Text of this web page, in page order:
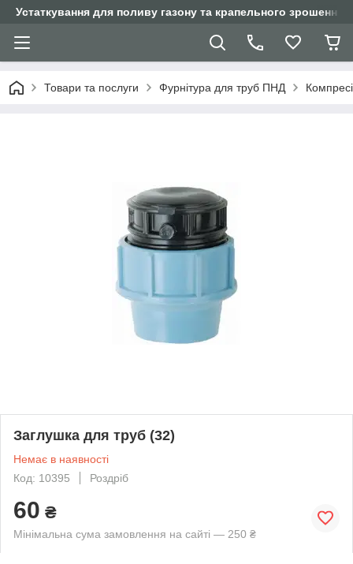
Устаткування для поливу газону та крапельного зрошення
Товари та послуги Фурнітура для труб ПНД
Заглушка для труб (32)
Немає в наявності
Код: 10395
Роздріб
60 ₴
Мінімальна сума замовлення на сайті — 250 ₴